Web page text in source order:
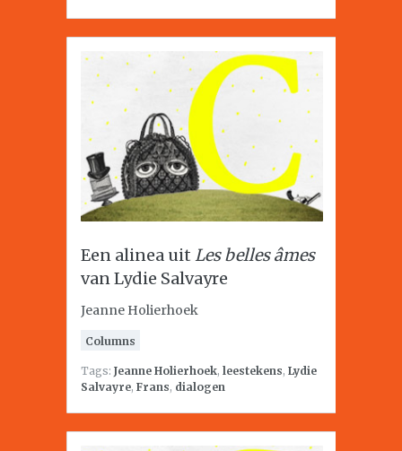
Een alinea uit Les belles âmes
van Lydie Salvayre
Jeanne Holierhoek
Columns
Tags: Jeanne Holierhoek, leestekens, Lydie
Salvayre, Frans, dialogen